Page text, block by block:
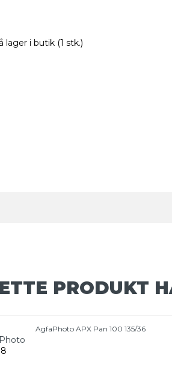
lager i butik (1 stk.)
PRODUKT
AgfaPhoto APX Pan 100 135/36